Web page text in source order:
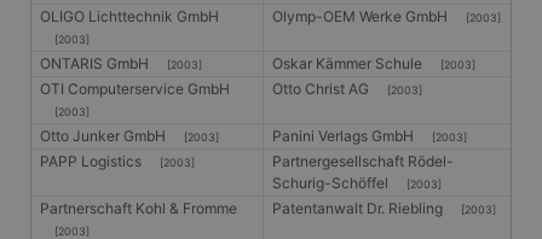
OLIGO Lichttechnik GmbH
[2003]
Olymp-OEM Werke GmbH [2003]
ONTARIS GmbH [2003] Oskar Kämmer Schule [2003]
OTI Computerservice GmbH
[2003]
Otto Christ AG [2003]
Otto Junker GmbH [2003] Panini Verlags GmbH [2003]
PAPP Logistics [2003]
Partnergesellschaft Rödel-
Schurig-Schöffel
[2003]
Partnerschaft Kohl & Fromme
[2003]
Patentanwalt Dr. Riebling [2003]
wodurch die
Datenerfassung
hohem
_ga_X4PP3HXR4X
1 Jahr 1
Monat
Dieses Cookie
wird von Google
Analytics
verwendet, um
den Sitzungsstatus
Drittanbieters, mit
Website für interne
Analysen messen.
Corporation
von Microsoft
häufig als
eindeutige
Benutzerkennung
verwendet. Es kann
durch eingebettete